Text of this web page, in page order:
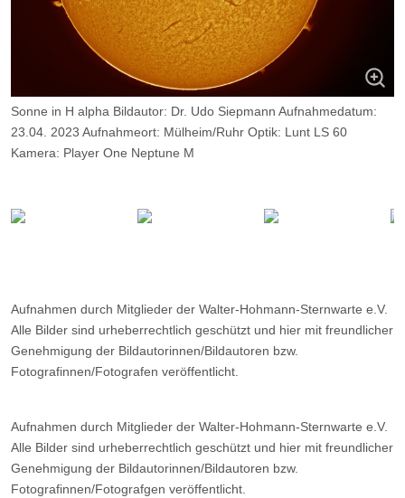
Sonne in H alpha Bildautor: Dr. Udo Siepmann Aufnahmedatum:
23.04. 2023 Aufnahmeort: Mülheim/Ruhr Optik: Lunt LS 60
Kamera: Player One Neptune M
Aufnahmen durch Mitglieder der Walter-Hohmann-Sternwarte e.V.
Alle Bilder sind urheberrechtlich geschützt und hier mit freundlicher
Genehmigung der Bildautorinnen/Bildautoren bzw.
Fotografinnen/Fotografen veröffentlicht.
Aufnahmen durch Mitglieder der Walter-Hohmann-Sternwarte e.V.
Alle Bilder sind urheberrechtlich geschützt und hier mit freundlicher
Genehmigung der Bildautorinnen/Bildautoren bzw.
Fotografinnen/Fotografgen veröffentlicht.